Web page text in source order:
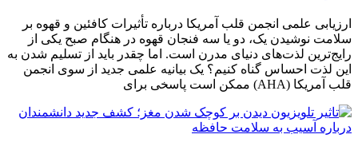
ارزیابی علمی انجمن قلب آمریکا درباره تأثیرات کافئین و قهوه بر
سلامت نوشیدن یک، دو یا سه فنجان قهوه در هنگام صبح یکی از
رایج‌ترین لذت‌های دنیای مدرن است. اما چقدر باید از تسلیم شدن به
این لذت احساس گناه کنیم؟ یک بیانیه علمی جدید از سوی انجمن
قلب آمریکا (AHA) ممکن است پاسخی برای